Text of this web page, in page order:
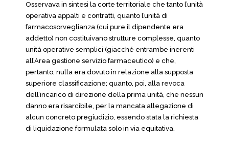
Osservava in sintesi la corte territoriale che tanto l’unità
operativa appalti e contratti, quanto l’unità di
farmacosorveglianza (cui pure il dipendente era
addetto) non costituivano strutture complesse, quanto
unità operative semplici (giacché entrambe inerenti
all’Area gestione servizio farmaceutico) e che,
pertanto, nulla era dovuto in relazione alla supposta
superiore classificazione; quanto, poi, alla revoca
dell’incarico di direzione della prima unità, che nessun
danno era risarcibile, per la mancata allegazione di
alcun concreto pregiudizio, essendo stata la richiesta
di liquidazione formulata solo in via equitativa.